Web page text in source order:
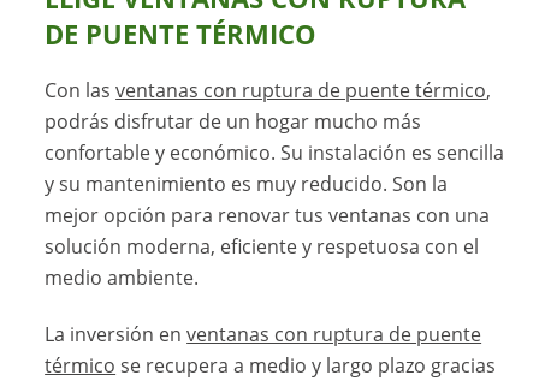
DE PUENTE TÉRMICO
Con lasventanas con ruptura de puente térmico,
podrás disfrutar de un hogar mucho más
confortable y económico. Su instalación es sencilla
y su mantenimiento es muy reducido. Son la
mejor opción para renovar tus ventanas con una
solución moderna, eficiente y respetuosa con el
medio ambiente.
La inversión enventanas con ruptura de puente
térmico se recupera a medio y largo plazo gracias